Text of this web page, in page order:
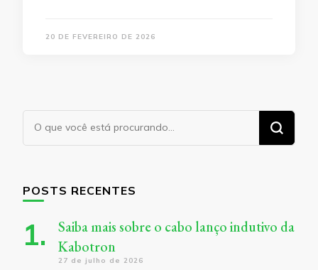
20 DE FEVEREIRO DE 2026
Procurando
algo?
POSTS RECENTES
Saiba mais sobre o cabo lanço indutivo da
Kabotron
27 de julho de 2026